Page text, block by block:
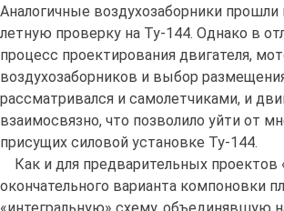
Аналогичные воздухозаборники
летную проверку на Ту-144. Однако в
процесс проектирования двигателя,
воздухозаборников и выбор
рассматривался и самолетчиками, и
взаимосвязно, что позволило уйти от
присущих силовой установке Ту-144.
Как и для предварительных проектов
окончательного варианта компоновки